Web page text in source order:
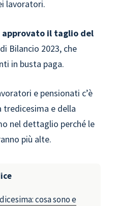
lavoratori.
approvato il taglio del
Bilancio 2023, che
in busta paga.
e pensionati c’è
tredicesima e della
nel dettaglio perché le
più alte.
cosa sono e